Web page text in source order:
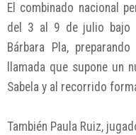
El combinado nacional
del 3 al 9 de julio bajo
Bárbara Pla,
llamada que supone un
Sabela y al recorrido
También Paula Ruiz,